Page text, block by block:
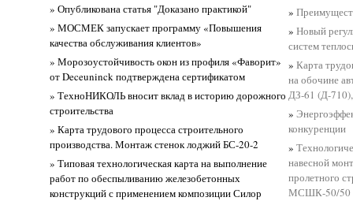
» Опубликована статья "Доказано практикой"
» МОСМЕК запускает программу «Повышения
качества обслуживания клиентов»
» Морозоустойчивость окон из профиля «Фаворит»
от Deceuninck подтверждена сертификатом
» ТехноНИКОЛЬ вносит вклад в историю дорожного
строительства
» Карта трудового процесса строительного
производства. Монтаж стенок лоджий БС-20-2
» Типовая технологическая карта на выполнение
работ по обеспыливанию железобетонных
конструкций с применением композиции Силор
»
»Новый
систем
»Карта
на обочине
ДЗ-61 (Д-
»
конкуренции
»
навесной
пролетного
МСШК-50/50